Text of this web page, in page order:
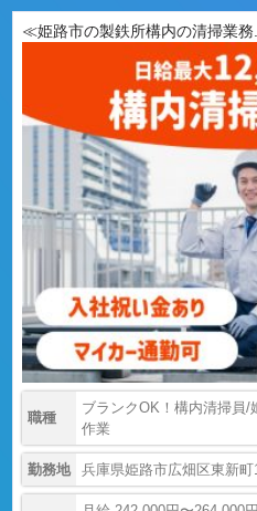
≪姫路市の製鉄所構内の清掃業務
職種
ブランクOK！構内清掃員/
作業
勤務地 兵庫県姫路市広畑区東新